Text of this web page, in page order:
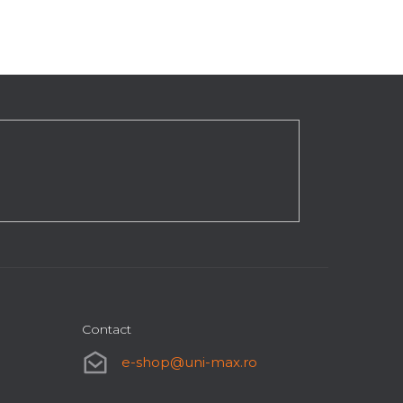
Contact
e-shop@uni-max.ro